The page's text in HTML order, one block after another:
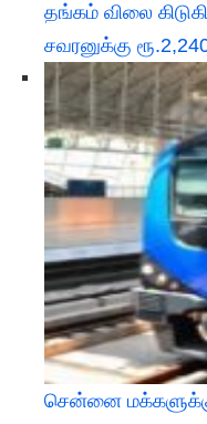
தங்கம் விலை
சவரனுக்கு
சென்னை மக்களுக்கு